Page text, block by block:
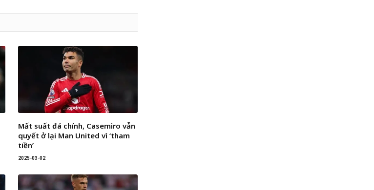
Mất suất đá chính, Casemiro vẫn
quyết ở lại Man United vì ‘tham
tiền’
2025-03-02